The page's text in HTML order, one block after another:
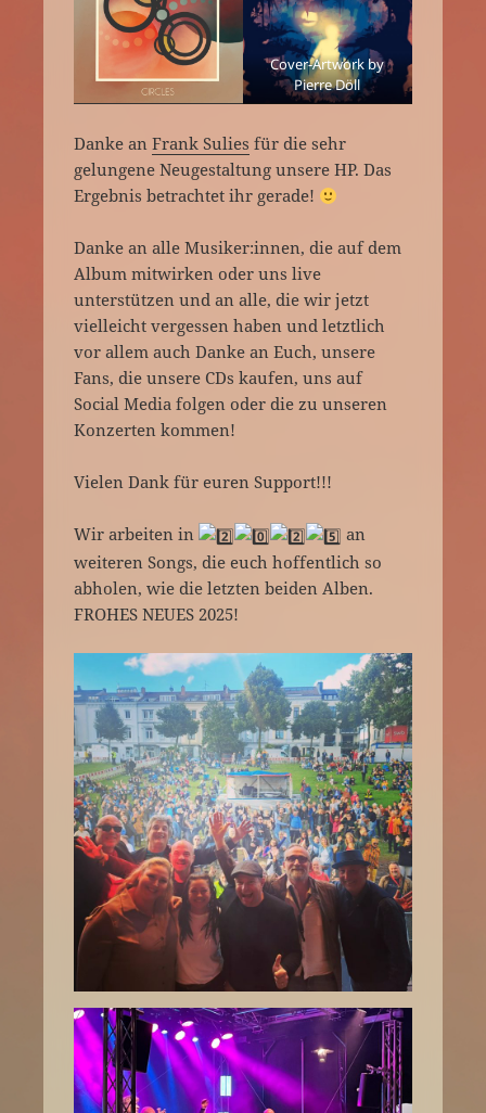
Cover-Artwork by
Pierre Döll
Danke anFrank Sulies für die sehr
gelungene Neugestaltung unsere HP. Das
Ergebnis betrachtet ihr gerade!
Danke an alle Musiker:innen, die auf dem
Album mitwirken oder uns live
unterstützen und an alle, die wir jetzt
vielleicht vergessen haben und letztlich
vor allem auch Danke an Euch, unsere
Fans, die unsere CDs kaufen, uns auf
Social Media folgen oder die zu unseren
Konzerten kommen!
Vielen Dank für euren Support!!!
Wir arbeiten in
an
weiteren Songs, die euch hoffentlich so
abholen, wie die letzten beiden Alben.
FROHES NEUES 2025!